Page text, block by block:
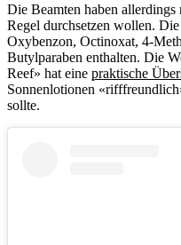
Die Beamten haben
Regel durchsetzen wollen.
Oxybenzon, Octinoxat, 4-
Butylparaben enthalten. Die
Reef» hat eine praktische
Sonnenlotionen
sollte.